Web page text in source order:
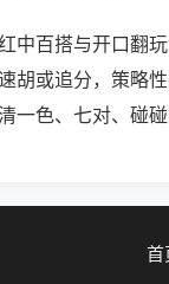
中百搭与开口翻
胡或追分，策略
一色、七对、碰
首